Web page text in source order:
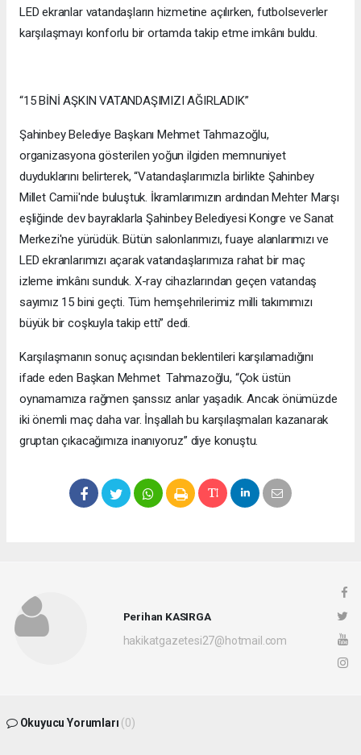
LED ekranlar vatandaşların hizmetine açılırken, futbolseverler
karşılaşmayı konforlu bir ortamda takip etme imkânı buldu.
“15 BİNİ AŞKIN VATANDAŞIMIZI AĞIRLADIK”
Şahinbey Belediye Başkanı Mehmet Tahmazoğlu,
organizasyona gösterilen yoğun ilgiden memnuniyet
duyduklarını belirterek, “Vatandaşlarımızla birlikte Şahinbey
Millet Camii'nde buluştuk. İkramlarımızın ardından Mehter Marşı
eşliğinde dev bayraklarla Şahinbey Belediyesi Kongre ve Sanat
Merkezi'ne yürüdük. Bütün salonlarımızı, fuaye alanlarımızı ve
LED ekranlarımızı açarak vatandaşlarımıza rahat bir maç
izleme imkânı sunduk. X-ray cihazlarından geçen vatandaş
sayımız 15 bini geçti. Tüm hemşehrilerimiz milli takımımızı
büyük bir coşkuyla takip etti” dedi.
Karşılaşmanın sonuç açısından beklentileri karşılamadığını
ifade eden Başkan Mehmet Tahmazoğlu, “Çok üstün
oynamamıza rağmen şanssız anlar yaşadık. Ancak önümüzde
iki önemli maç daha var. İnşallah bu karşılaşmaları kazanarak
gruptan çıkacağımıza inanıyoruz” diye konuştu.
Perihan KASIRGA
hakikatgazetesi27@hotmail.com
Okuyucu Yorumları (0)